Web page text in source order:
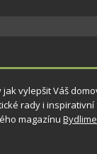
vylepšit Váš
rady i
magazínu